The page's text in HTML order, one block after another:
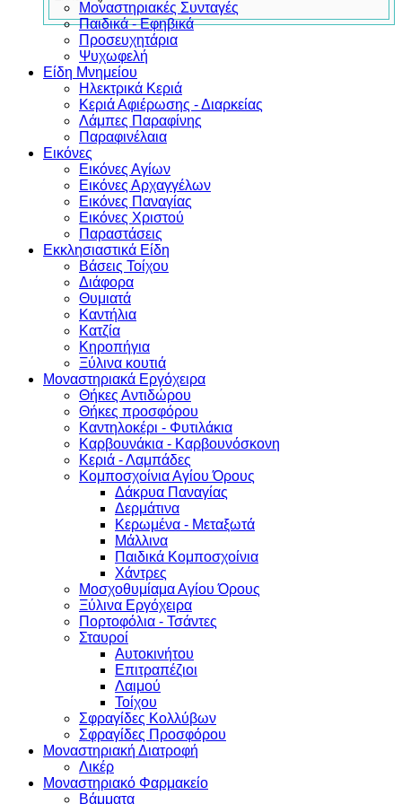
Μοναστηριακές Συνταγές
Παιδικά - Εφηβικά
Προσευχητάρια
Ψυχωφελή
Είδη Μνημείου
Ηλεκτρικά Κεριά
Κεριά Αφιέρωσης - Διαρκείας
Λάμπες Παραφίνης
Παραφινέλαια
Εικόνες
Εικόνες Αγίων
Εικόνες Αρχαγγέλων
Εικόνες Παναγίας
Εικόνες Χριστού
Παραστάσεις
Εκκλησιαστικά Είδη
Βάσεις Τοίχου
Διάφορα
Θυμιατά
Καντήλια
Κατζία
Κηροπήγια
Ξύλινα κουτιά
Μοναστηριακά Εργόχειρα
Θήκες Αντιδώρου
Θήκες προσφόρου
Καντηλοκέρι - Φυτιλάκια
Καρβουνάκια - Καρβουνόσκονη
Κεριά - Λαμπάδες
Κομποσχοίνια Αγίου Όρους
Δάκρυα Παναγίας
Δερμάτινα
Κερωμένα - Μεταξωτά
Μάλλινα
Παιδικά Κομποσχοίνια
Χάντρες
Μοσχοθυμίαμα Αγίου Όρους
Ξύλινα Εργόχειρα
Πορτοφόλια - Τσάντες
Σταυροί
Αυτοκινήτου
Επιτραπέζιοι
Λαιμού
Τοίχου
Σφραγίδες Κολλύβων
Σφραγίδες Προσφόρου
Μοναστηριακή Διατροφή
Λικέρ
Μοναστηριακό Φαρμακείο
Βάμματα